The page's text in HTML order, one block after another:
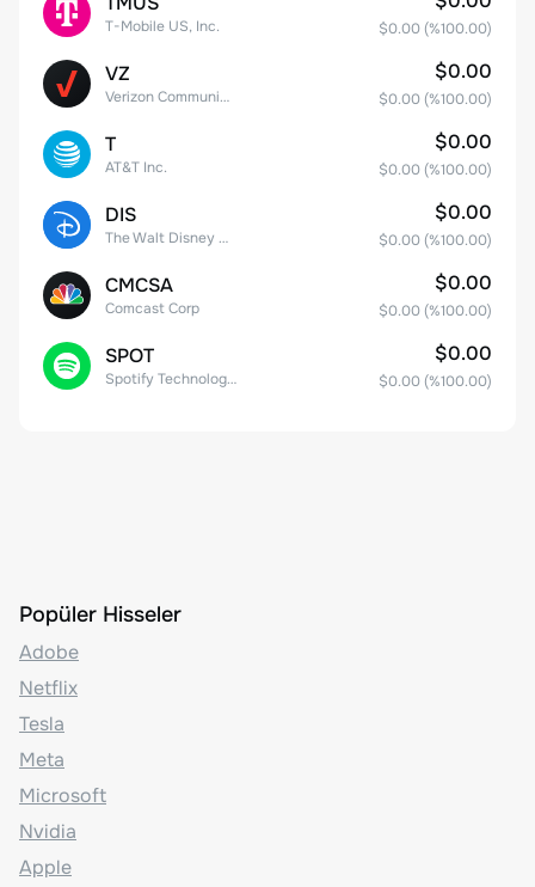
T-Mobile US, Inc. $0.00 (%100.00)
VZ
Verizon Communications
$0.00
$0.00 (%100.00)
T
AT&T Inc.
$0.00
$0.00 (%100.00)
DIS
The Walt Disney Company
$0.00
$0.00 (%100.00)
CMCSA
Comcast Corp
$0.00
$0.00 (%100.00)
SPOT
Spotify Technology S.A.
$0.00
$0.00 (%100.00)
Popüler Hisseler
Adobe
Netflix
Tesla
Meta
Microsoft
Nvidia
Apple